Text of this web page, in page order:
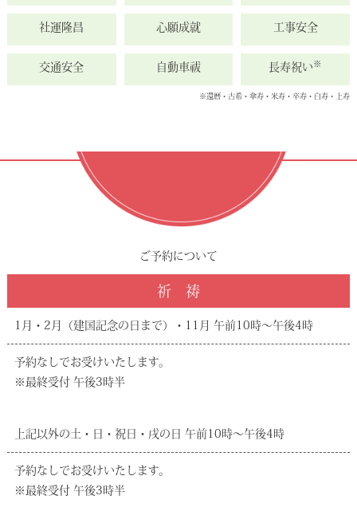
社運隆昌 心願成就 工事安全
交通安全 自動車祓 長寿祝い ※
※還暦・古希・傘寿・米寿・卒寿・白寿・上寿
ご予約について
祈 祷
1月・2月（建国記念の日まで）・11月 午前10時～午後4時
予約なしでお受けいたします。
※最終受付 午後3時半
上記以外の土・日・祝日・戌の日 午前10時～午後4時
予約なしでお受けいたします。
※最終受付 午後3時半